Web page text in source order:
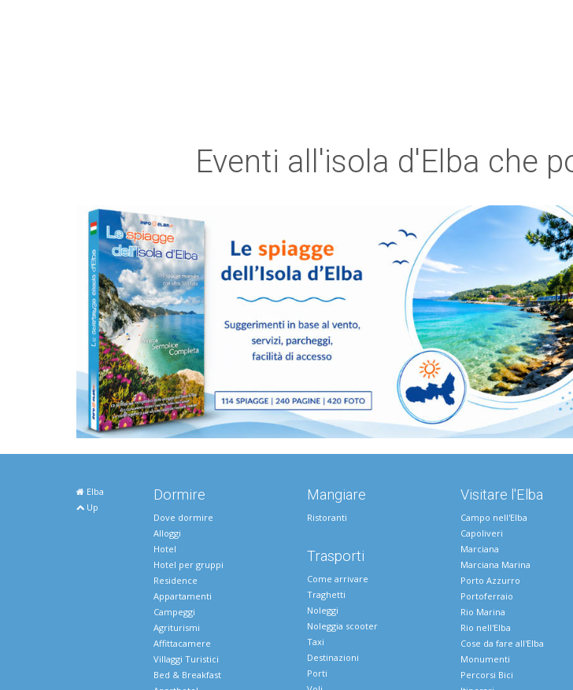
Eventi all'isola d'Elba che
Elba
Up
Dormire
Dove dormire
Alloggi
Hotel
Hotel per gruppi
Residence
Appartamenti
Campeggi
Agriturismi
Affittacamere
Villaggi Turistici
Bed & Breakfast
Mangiare
Ristoranti
Trasporti
Come arrivare
Traghetti
Noleggi
Noleggia scooter
Taxi
Destinazioni
Porti
Visitare l'Elba
Campo nell'Elba
Capoliveri
Marciana
Marciana Marina
Porto Azzurro
Portoferraio
Rio Marina
Rio nell'Elba
Cose da fare all'Elba
Monumenti
Percorsi Bici